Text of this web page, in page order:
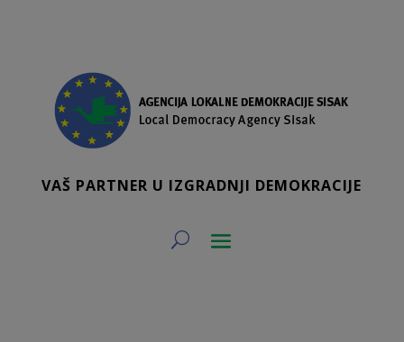
VAŠ PARTNER U IZGRADNJI DEMOKRACIJE